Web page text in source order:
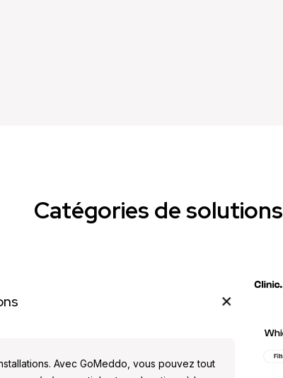
Catégories de solutions
Avec GoMeddo, vous pouvez tout